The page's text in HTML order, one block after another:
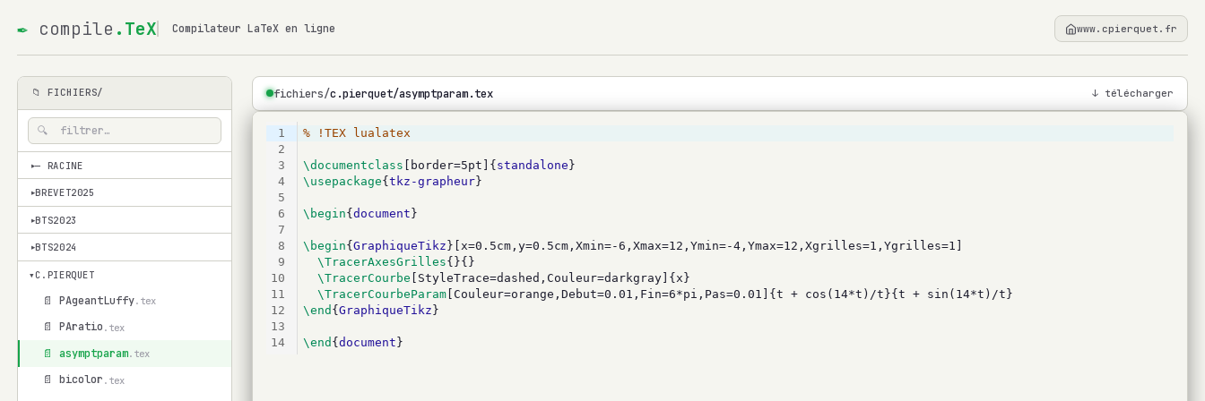
✒ compile .TeX Compilateur LaTeX en ligne www.cpierquet.fr
📁 FICHIERS/
▾— RACINE
▾BREVET2025
▾BTS2023
▾BTS2024
▾C.PIERQUET
📄 PAgeantLuffy.tex
📄 PAratio .tex
📄 asymptparam.tex
📄 bicolor .tex
fichiers/c.pierquet/asymptparam.tex ↓ télécharger
1
2
3
4
5
6
7
8
9
10
11
12
13
14
% !TEX lualatex
\documentclass [border=5pt]{ standalone }
\usepackage{tkz-grapheur }
\begin{document }
\begin{GraphiqueTikz }[x=0.5cm,y=0.5cm,Xmin=-6,Xmax=12,Ymin=-4,Ymax=12,Xgrilles=1,Ygrilles=1]
\TracerAxesGrilles{}{}
\TracerCourbe [StyleTrace=dashed,Couleur=darkgray]{x}
\TracerCourbeParam [Couleur=orange,Debut=0.01,Fin=6*pi,Pas=0.01]{t + cos(14*t)/t}{t + sin(14*t)/t}
\end {GraphiqueTikz }
\end {document }